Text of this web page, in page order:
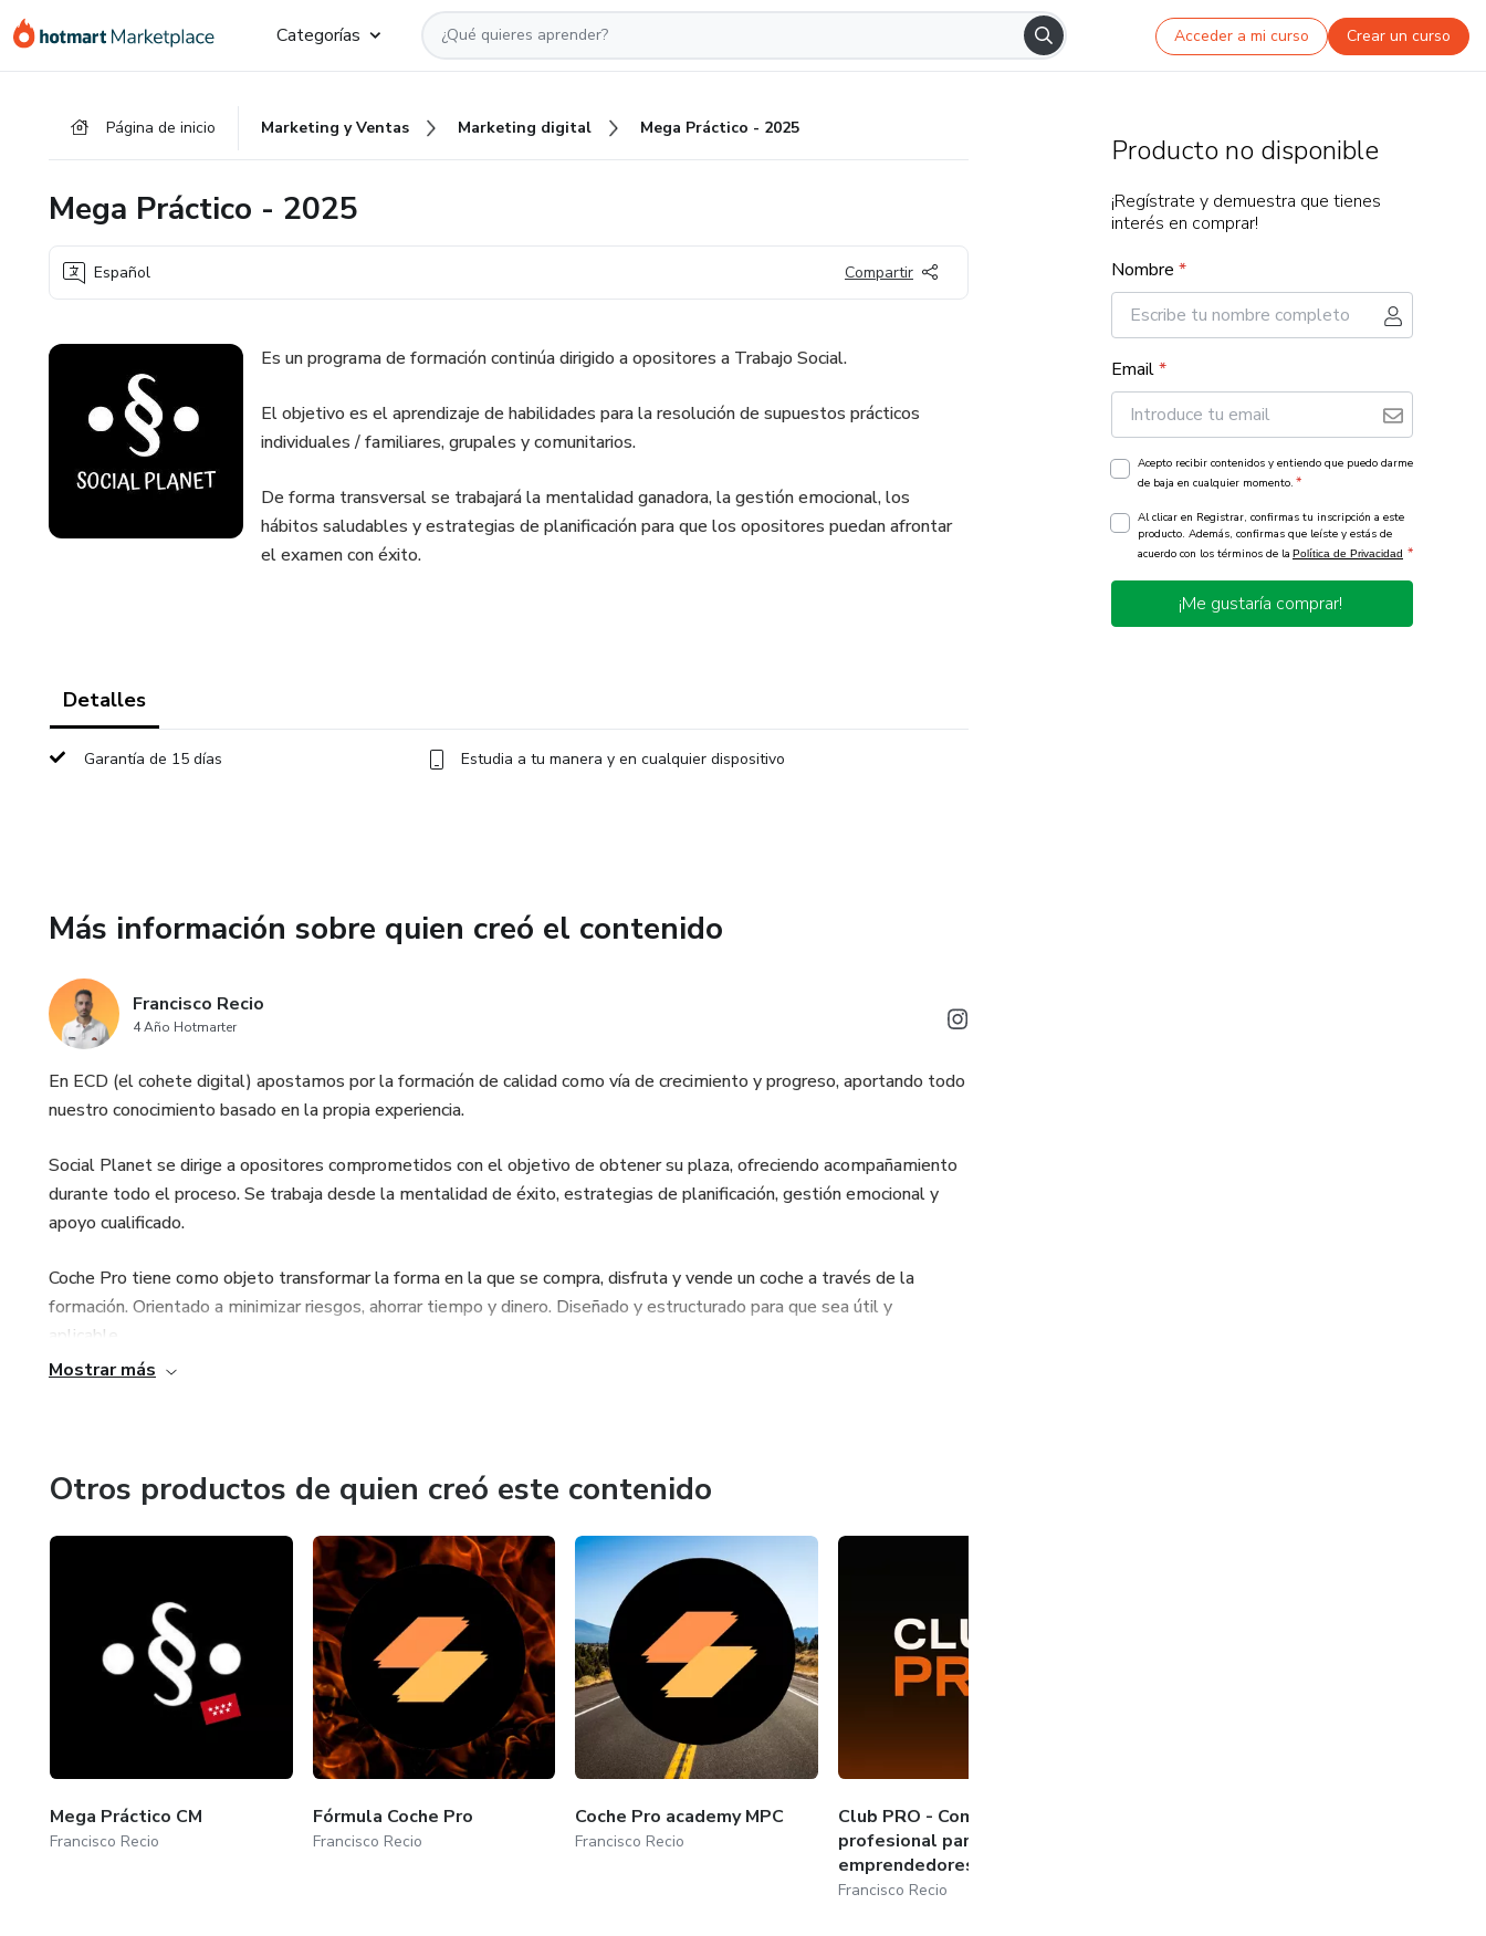
Categorías Acceder a mi curso Crear un curso
Página de inicio Marketing y Ventas Marketing digital Mega Práctico - 2025
Mega Práctico - 2025
Español Compartir
Es un programa de formación continúa dirigido a opositores a Trabajo Social.
El objetivo es el aprendizaje de habilidades para la resolución de supuestos prácticos
individuales / familiares, grupales y comunitarios.
De forma transversal se trabajará la mentalidad ganadora, la gestión emocional, los
hábitos saludables y estrategias de planificación para que los opositores puedan afrontar
el examen con éxito.
Detalles
Garantía de 15 días Estudia a tu manera y en cualquier dispositivo
Más información sobre quien creó el contenido
Francisco Recio
4 Año Hotmarter
En ECD (el cohete digital) apostamos por la formación de calidad como vía de crecimiento y progreso, aportando todo
nuestro conocimiento basado en la propia experiencia.
Social Planet se dirige a opositores comprometidos con el objetivo de obtener su plaza, ofreciendo acompañamiento
durante todo el proceso. Se trabaja desde la mentalidad de éxito, estrategias de planificación, gestión emocional y
apoyo cualificado.
Coche Pro tiene como objeto transformar la forma en la que se compra, disfruta y vende un coche a través de la
formación. Orientado a minimizar riesgos, ahorrar tiempo y dinero. Diseñado y estructurado para que sea útil y
aplicable.
Mostrar más
Otros productos de quien creó este contenido
Mega Práctico CM
Francisco Recio
Fórmula Coche Pro
Francisco Recio
Coche Pro academy MPC
Francisco Recio
Club PRO - Comunidad
profesional para
emprendedores del sect...
Francisco Recio
Producto no disponible
¡Regístrate y demuestra que tienes
interés en comprar!
Nombre *
Email*
Acepto recibir contenidos y entiendo que puedo darme
de baja en cualquier momento. *
Al clicar en Registrar, confirmas tu inscripción a este
producto. Además, confirmas que leíste y estás de
acuerdo con los términos de la Política de Privacidad *
¡Me gustaría comprar!